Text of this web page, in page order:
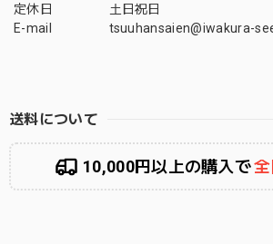
定休日
土日祝日
E-mail
tsuuhansaien@iwakura-
送料について
10,000円以上の購入で